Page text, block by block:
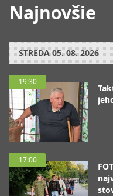
Najnovšie
STREDA 05. 08. 2026
19:30
17:00